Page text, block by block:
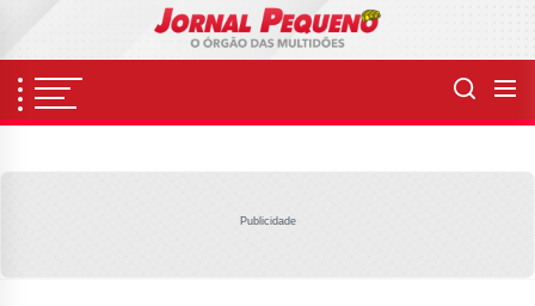
content
Publicidade